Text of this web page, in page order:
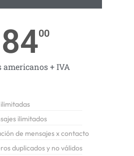
8400
americanos + IVA
ilimitados
de mensajes x contacto
duplicados y no válidos